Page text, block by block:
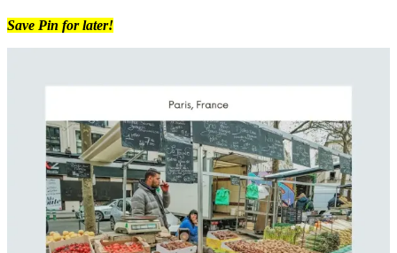
Save Pin for later!